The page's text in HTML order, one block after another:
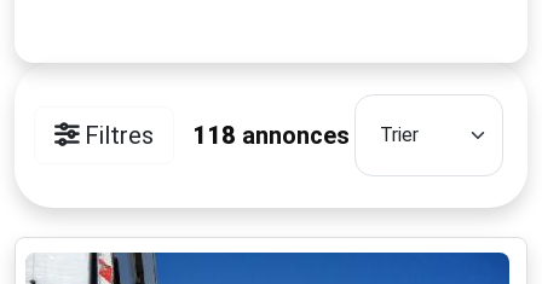
Filtres 118 annonces